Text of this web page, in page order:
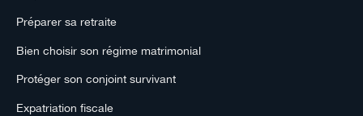
Préparer sa retraite
Bien choisir son régime matrimonial
Protéger son conjoint survivant
Expatriation fiscale